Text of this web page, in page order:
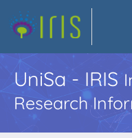
UniSa - IRIS
Research